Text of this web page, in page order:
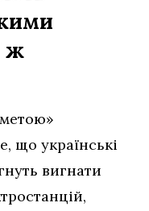
ж
що українські
вигнати